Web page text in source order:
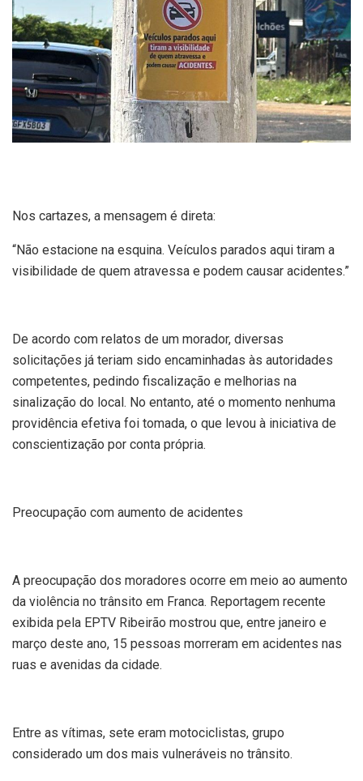
Nos cartazes, a mensagem é direta:
“Não estacione na esquina. Veículos parados aqui tiram a
visibilidade de quem atravessa e podem causar acidentes.”
De acordo com relatos de um morador, diversas
solicitações já teriam sido encaminhadas às autoridades
competentes, pedindo fiscalização e melhorias na
sinalização do local. No entanto, até o momento nenhuma
providência efetiva foi tomada, o que levou à iniciativa de
conscientização por conta própria.
Preocupação com aumento de acidentes
A preocupação dos moradores ocorre em meio ao aumento
da violência no trânsito em Franca. Reportagem recente
exibida pela EPTV Ribeirão mostrou que, entre janeiro e
março deste ano, 15 pessoas morreram em acidentes nas
ruas e avenidas da cidade.
Entre as vítimas, sete eram motociclistas, grupo
considerado um dos mais vulneráveis no trânsito.